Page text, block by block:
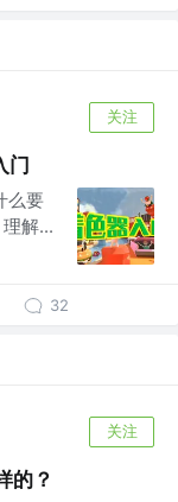
关注
门
么要
解...
32
关注
的？